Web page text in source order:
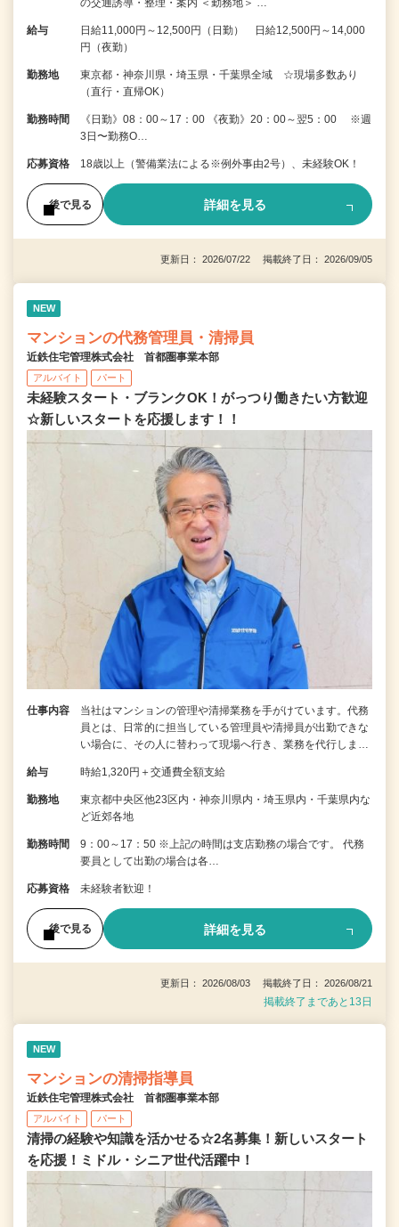
の交通誘導・整理・案内 ＜勤務地＞ …
給与
日給11,000円～12,500円（日勤） 日給12,500円～14,000
円（夜勤）
勤務地
東京都・神奈川県・埼玉県・千葉県全域 ☆現場多数あり
（直行・直帰OK）
勤務時間
《日勤》08：00～17：00 《夜勤》20：00～翌5：00 ※週
3日〜勤務O…
応募資格 18歳以上（警備業法による※例外事由2号）、未経験OK！
後で見る 詳細を見る
更新日： 2026/07/22 掲載終了日： 2026/09/05
NEW
マンションの代務管理員・清掃員
近鉄住宅管理株式会社 首都圏事業本部
アルバイト パート
未経験スタート・ブランクOK！がっつり働きたい方歓迎
☆新しいスタートを応援します！！
仕事内容
当社はマンションの管理や清掃業務を手がけています。代務
員とは、日常的に担当している管理員や清掃員が出勤できな
い場合に、その人に替わって現場へ行き、業務を代行しま…
給与 時給1,320円＋交通費全額支給
勤務地
東京都中央区他23区内・神奈川県内・埼玉県内・千葉県内な
ど近郊各地
勤務時間
9：00～17：50 ※上記の時間は支店勤務の場合です。 代務
要員として出勤の場合は各…
応募資格 未経験者歓迎！
後で見る 詳細を見る
更新日： 2026/08/03 掲載終了日： 2026/08/21
掲載終了まであと13日
NEW
マンションの清掃指導員
近鉄住宅管理株式会社 首都圏事業本部
アルバイト パート
清掃の経験や知識を活かせる☆2名募集！新しいスタート
を応援！ミドル・シニア世代活躍中！